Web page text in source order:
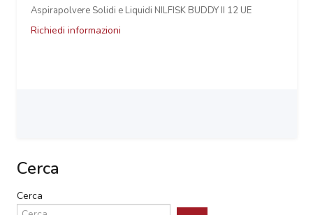
Aspirapolvere Solidi e Liquidi NILFISK BUDDY II 12 UE
Richiedi informazioni
Cerca
Cerca